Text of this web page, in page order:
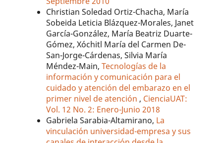
Christian Soledad Ortiz-Chacha, María
Sobeida Leticia Blázquez-Morales, Janet
García-González, María Beatriz Duarte-
Gómez, Xóchitl María del Carmen De-
San-Jorge-Cárdenas, Silvia María
Méndez-Main,Tecnologías de la
información y comunicación para el
cuidado y atención del embarazo en el
primer nivel de atención , CienciaUAT:
Vol. 12 No. 2: Enero-Junio 2018
Gabriela Sarabia-Altamirano, La
vinculación universidad-empresa y sus